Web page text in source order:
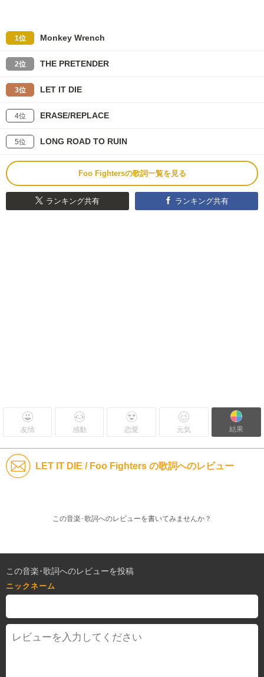
1位 Monkey Wrench
2位 THE PRETENDER
3位 LET IT DIE
4位 ERASE/REPLACE
5位 LONG ROAD TO RUIN
Foo Fightersの歌詞一覧を見る
ランキング共有 ランキング共有
友情 感動 恋愛 元気 結果
LET IT DIE / Foo Fighters の歌詞へのレビュー
この音楽･歌詞へのレビューを書いてみませんか？
この音楽･歌詞へのレビューを投稿
ニックネーム